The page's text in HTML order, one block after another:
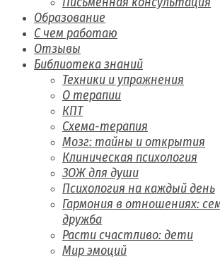
Образование
С чем работаю
Отзывы
Библиотека знаний
Техники и упражнения
О терапии
КПТ
Схема-терапия
Мозг: тайны и открытия
Клиническая психология
ЗОЖ для души
Психология на каждый день
Гармония в отношениях:
дружба
Расти счастливо: дети
Мир эмоций